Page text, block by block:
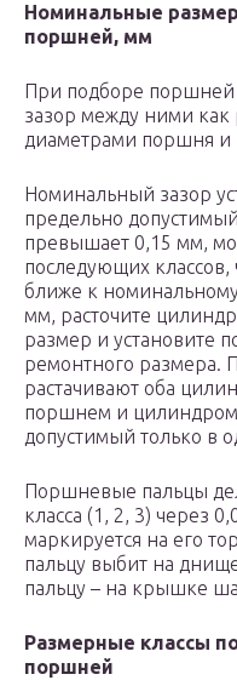
Номинальные
поршней, мм
При подборе поршней
зазор между ними
диаметрами поршня и
Номинальный зазор
предельно
превышает 0,15 мм,
последующих
ближе к
мм, расточите
размер и установите
ремонтного размера.
растачивают оба
поршнем и
допустимый только в
Поршневые пальцы
класса (1, 2, 3) через
маркируется на его
пальцу выбит на
пальцу – на крышке
Размерные классы
поршней